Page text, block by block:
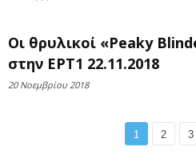
Οι θρυλικοί «Peaky
στην ΕΡΤ1 22.11.2018
20 Νοεμβρίου 2018
1 2 3